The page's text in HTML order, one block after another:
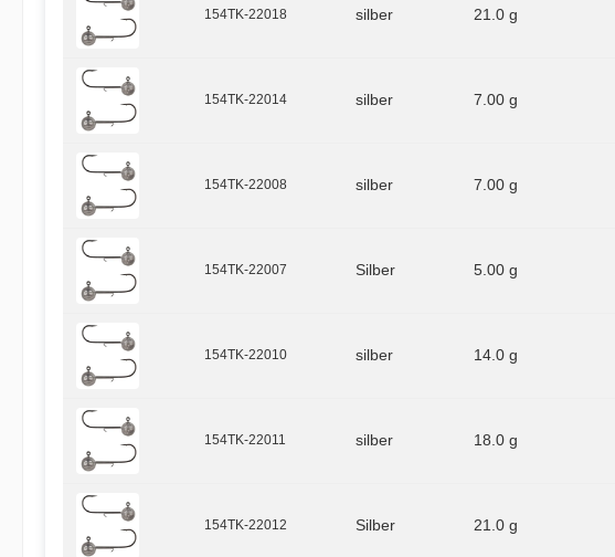
154TK-22018 silber 21.0 g
154TK-22014 silber 7.00 g
154TK-22008 silber 7.00 g
154TK-22007 Silber 5.00 g
154TK-22010 silber 14.0 g
154TK-22011 silber 18.0 g
154TK-22012 Silber 21.0 g